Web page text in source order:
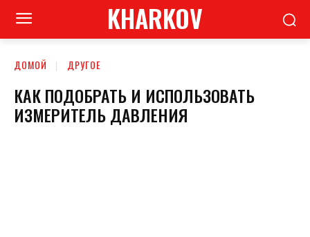
KHARKOV
ДОМОЙ ДРУГОЕ
КАК ПОДОБРАТЬ И ИСПОЛЬЗОВАТЬ
ИЗМЕРИТЕЛЬ ДАВЛЕНИЯ